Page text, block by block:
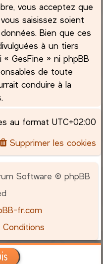
vous acceptez que
saisissez soient
Bien que ces
à un tiers
GesFine » ni phpBB
de toute
conduire à la
au format UTC+02:00
Supprimer les cookies
Software © phpBB
fr.com
Conditions